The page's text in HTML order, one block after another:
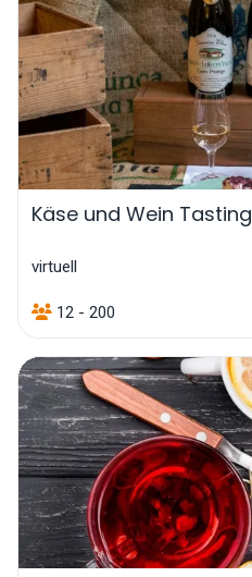
Käse und Wein Tasting
virtuell
12 - 200